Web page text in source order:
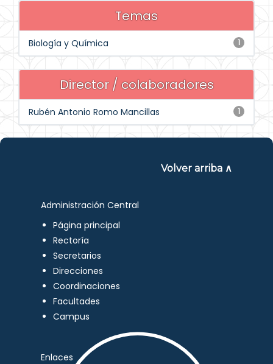
Temas
1
Biología y Química
Director / colaboradores
1
Rubén Antonio Romo Mancillas
Volver arriba ∧
Administración Central
Página principal
Rectoría
Secretarios
Direcciones
Coordinaciones
Facultades
Campus
Enlaces